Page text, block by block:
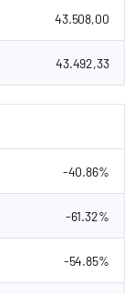
43.508,00
43.492,33
-40.86%
-61.32%
-54.85%